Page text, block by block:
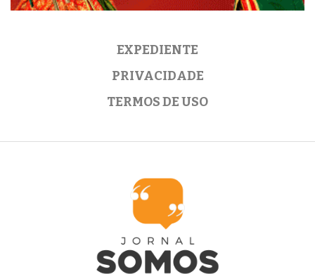
EXPEDIENTE
PRIVACIDADE
TERMOS DE USO